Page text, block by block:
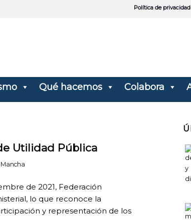
Política de privacidad
Qué hacemos Colabora
Utilidad Pública
de 2021, Federación
lo que reconoce la
y representación de los